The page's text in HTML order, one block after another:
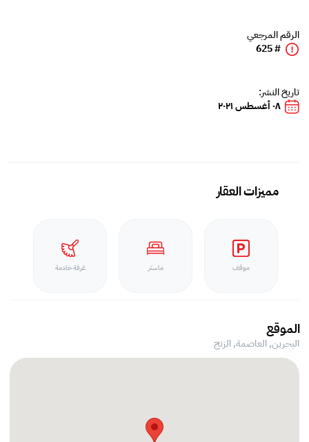
الرقم المرجعي
# 625
تاريخ النشر:
٠٨ أغسطس ٢٠٢١
مميزات العقار
موقف ماستر غرفة خادمة
الموقع
البحرين, العاصمة,الزنج